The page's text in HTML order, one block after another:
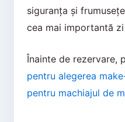
siguranța și
cea mai importantă
Înainte de rezervare,
pentru alegerea
pentru machiajul de